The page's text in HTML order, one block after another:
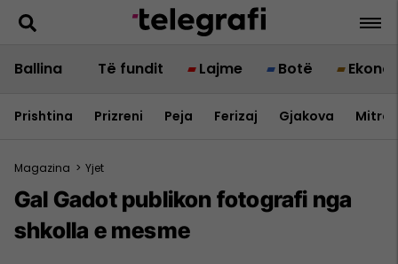
Ballina Të fundit Lajme Botë
Prishtina Prizreni Peja Ferizaj Gjakova
Magazina > Yjet
Gal Gadot publikon fotografi nga
shkolla e mesme